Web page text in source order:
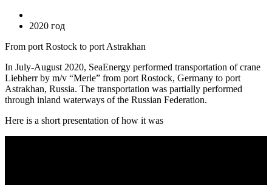
2020 год
From port Rostock to port Astrakhan
In July-August 2020, SeaEnergy performed transportation of crane
Liebherr by m/v “Merle” from port Rostock, Germany to port
Astrakhan, Russia. The transportation was partially performed
through inland waterways of the Russian Federation.
Here is a short presentation of how it was